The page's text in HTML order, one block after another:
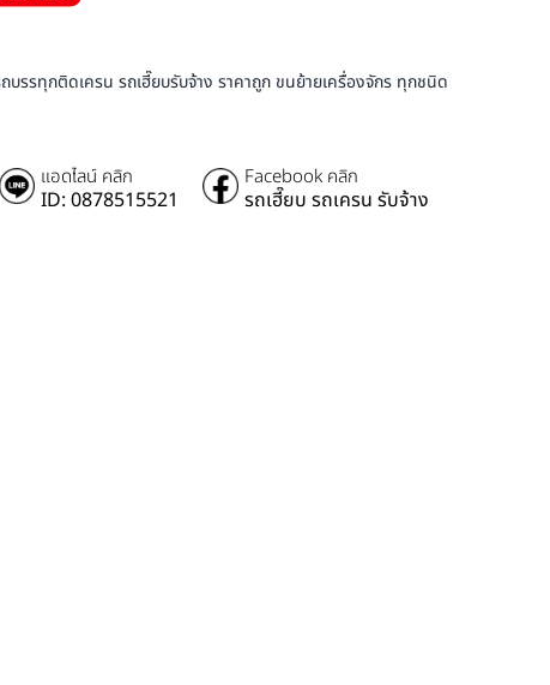
ถบรรทุกติดเครน รถเฮี๊ยบรับจ้าง ราคาถูก ขนย้ายเครื่องจักร ทุกชนิด
แอดไลน์ คลิก
ID: 0878515521
Facebook คลิก
รถเฮี๊ยบ รถเครน รับจ้าง